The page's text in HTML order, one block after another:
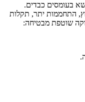
בעומסים כבדים.
התחממות יתר, תקלות
שוטפת מבטיחה: